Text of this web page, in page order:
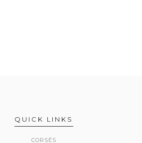
QUICK LINKS
CORSÉS